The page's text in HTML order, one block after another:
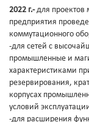
2022 г.-для проектов
предприятия
коммутационного
-для сетей с
промышленные и
характеристиками
резервирования,
корпусах
условий
-для расширения